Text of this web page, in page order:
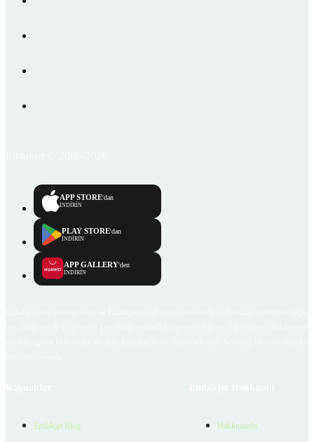
APP STORE'dan
İNDİRİN
PLAY STORE'dan
İNDİRİN
APP GALLERY'den
İNDİRİN
Emlakjet Blog Hakkımızda